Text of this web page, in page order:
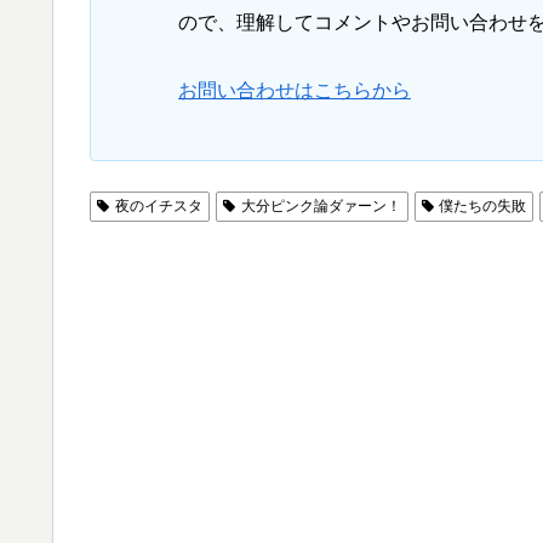
ので、理解してコメントやお問い合わせ
お問い合わせはこちらから
夜のイチスタ 大分ピンク論ダァーン！ 僕たちの失敗